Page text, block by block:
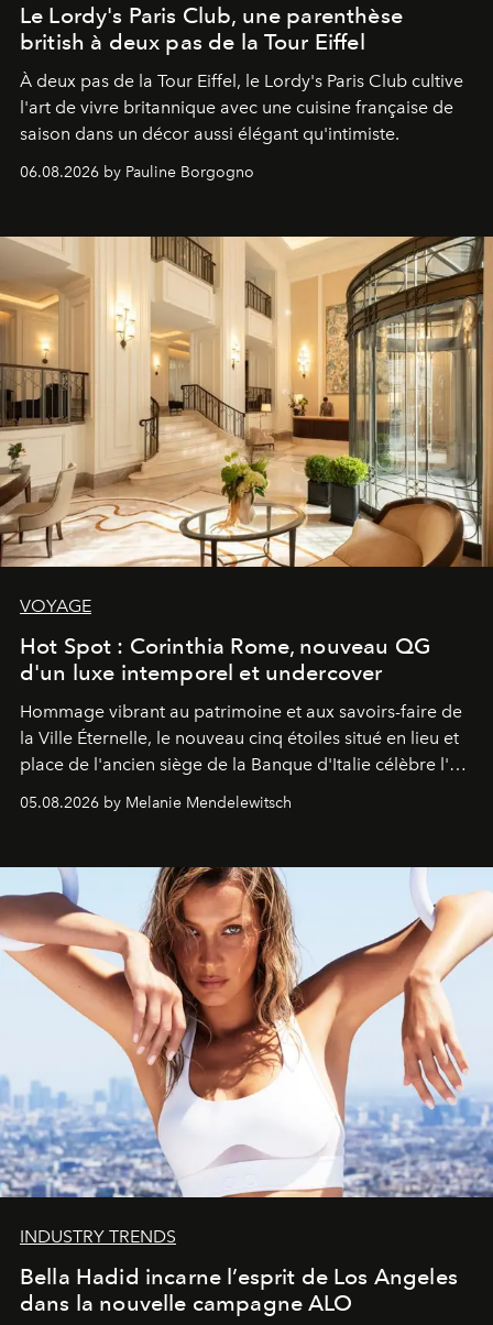
Le Lordy's Paris Club, une parenthèse
british à deux pas de la Tour Eiffel
À deux pas de la Tour Eiffel, le Lordy's Paris Club cultive
l'art de vivre britannique avec une cuisine française de
saison dans un décor aussi élégant qu'intimiste.
06.08.2026 by Pauline Borgogno
VOYAGE
Hot Spot : Corinthia Rome, nouveau QG
d'un luxe intemporel et undercover
Hommage vibrant au patrimoine et aux savoirs-faire de
la Ville Éternelle, le nouveau cinq étoiles situé en lieu et
place de l'ancien siège de la Banque d'Italie célèbre l'art
05.08.2026 by Melanie Mendelewitsch
INDUSTRY TRENDS
Bella Hadid incarne l’esprit de Los Angeles
dans la nouvelle campagne ALO